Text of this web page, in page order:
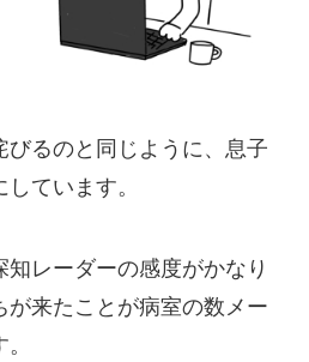
びるのと同じように、息子
ています。
レーダーの感度がかなり
が来たことが病室の数メー